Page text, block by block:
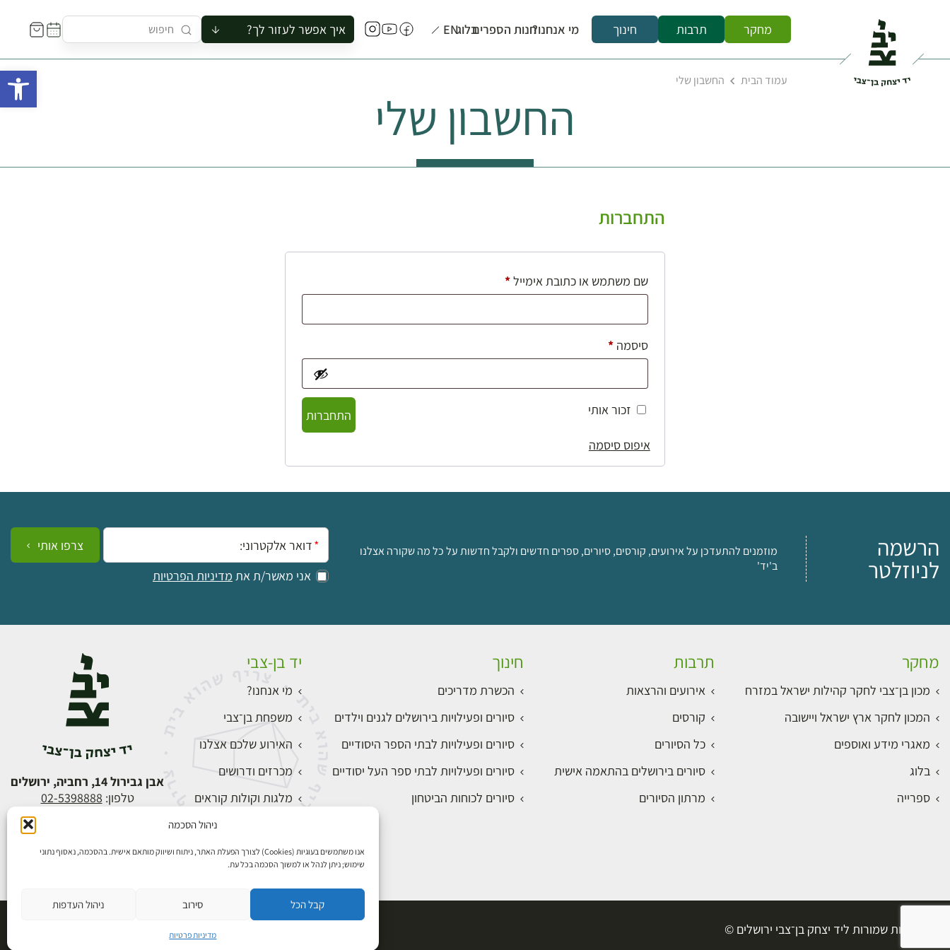
ניהול הסכמה
אנו משתמשים בעוגיות (Cookies) לצורך הפעלת האתר, ניתוח ושיווק מותאם אישית. בהסכמה, נאסוף נתוני
שימוש; ניתן לנהל או למשוך הסכמה בכל עת.
קבל הכל סירוב ניהול העדפות
מדיניות פרטיות
מחקר תרבות חינוך מי אנחנו?חנות הספריםבלוגEN איך אפשר לעזור לך?
להזמין סיור לקבוצה
לתאם ביקור בצריף
עמוד הבית החשבון שלי
החשבון שלי
התחברות
שם משתמש או כתובת אימייל*חובה
סיסמה*חובה
זכור אותי
התחברות
איפוס סיסמה
הרשמה
לניוזלטר
מוזמנים להתעדכן על אירועים, קורסים, סיורים, ספרים חדשים ולקבל חדשות על כל מה שקורה אצלנו
ב'יד'
אימייל:
אני מאשר/ת את מדיניות הפרטיות
צרפו אותי
מחקר
מכון בן־צבי לחקר קהילות ישראל במזרח
המכון לחקר ארץ ישראל ויישובה
מאגרי מידע ואוספים
בלוג
ספרייה
תרבות
אירועים והרצאות
קורסים
כל הסיורים
סיורים בירושלים בהתאמה אישית
מרתון הסיורים
חינוך
הכשרת מדריכים
סיורים ופעילויות בירושלים לגנים וילדים
סיורים ופעילויות לבתי הספר היסודיים
סיורים ופעילויות לבתי ספר העל יסודיים
סיורים לכוחות הביטחון
יד בן-צבי
מי אנחנו?
משפחת בן־צבי
האירוע שלכם אצלנו
מכרזים ודרושים
מלגות וקולות קוראים
התחברות
אבן גבירול 14, רחביה, ירושלים
טלפון: 02-5398888
כל הזכויות שמורות ליד יצחק בן־צבי ירושלים ©